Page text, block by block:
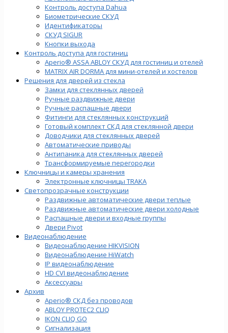
Контроль доступа Dahua
Биометрические СКУД
Идентификаторы
СКУД SIGUR
Кнопки выхода
Контроль доступа для гостиниц
Aperio® ASSA ABLOY СКУД для гостиниц и отелей
MATRIX AIR DORMA для мини-отелей и хостелов
Решения для дверей из стекла
Замки для стеклянных дверей
Ручные раздвижные двери
Ручные распашные двери
Фитинги для стеклянных конструкций
Готовый комплект СКД для стеклянной двери
Доводчики для стеклянных дверей
Автоматические приводы
Антипаника для стеклянных дверей
Трансформируемые перегородки
Ключницы и камеры хранения
Электронные ключницы TRAKA
Светопрозрачные конструкции
Раздвижные автоматические двери теплые
Раздвижные автоматические двери холодные
Распашные двери и входные группы
Двери Pivot
Видеонаблюдение
Видеонаблюдение HIKVISION
Видеонаблюдение HiWatch
IP видеонаблюдение
HD CVI видеонаблюдение
Аксессуары
Архив
Aperio® СКД без проводов
ABLOY PROTEC2 CLIQ
IKON CLIQ GO
Сигнализация